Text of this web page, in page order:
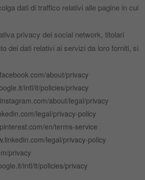
dati di traffico relativi alle pagine in cui
privacy dei social network, titolari
dei dati relativi ai servizi da loro forniti, si
about/privacy
intl/it/policies/privacy
about/legal/privacy
legal/privacy‐policy
en/terms‐service
legal/privacy‐policy
privacy
intl/it/policies/privacy